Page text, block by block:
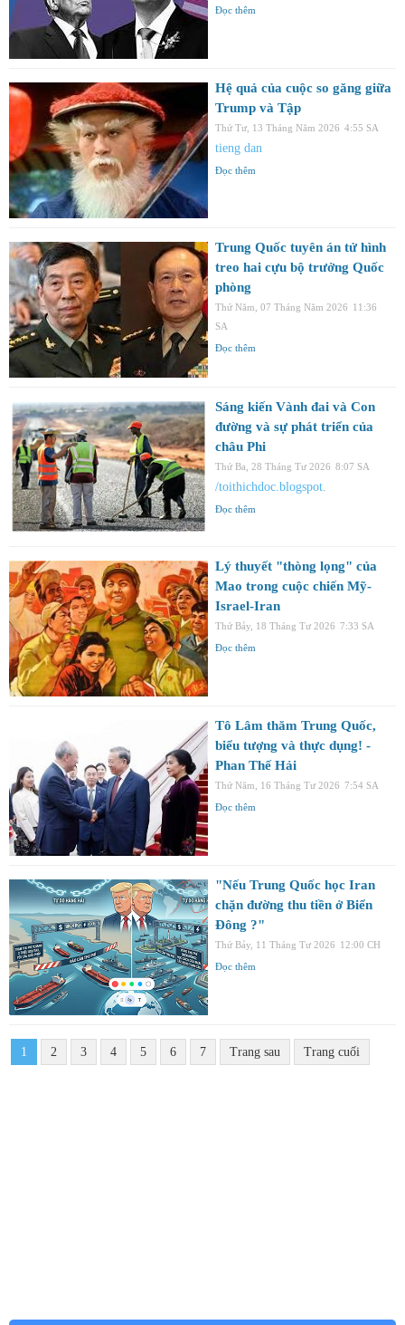
Đọc thêm
Hệ quả của cuộc so găng giữa
Trump và Tập
Thứ Tư, 13 Tháng Năm 2026 4:55 SA
tieng dan
Đọc thêm
Trung Quốc tuyên án tử hình
treo hai cựu bộ trưởng Quốc
phòng
Thứ Năm, 07 Tháng Năm 2026 11:36
SA
Đọc thêm
Sáng kiến ​​Vành đai và Con
đường và sự phát triển của
châu Phi
Thứ Ba, 28 Tháng Tư 2026 8:07 SA
/toithichdoc.blogspot.
Đọc thêm
Lý thuyết "thòng lọng" của
Mao trong cuộc chiến Mỹ-
Israel-Iran
Thứ Bảy, 18 Tháng Tư 2026 7:33 SA
Đọc thêm
Tô Lâm thăm Trung Quốc,
biểu tượng và thực dụng! -
Phan Thế Hải
Thứ Năm, 16 Tháng Tư 2026 7:54 SA
Đọc thêm
"Nếu Trung Quốc học Iran
chặn đường thu tiền ở Biển
Đông ?"
Thứ Bảy, 11 Tháng Tư 2026 12:00 CH
Đọc thêm
1 2 3 4 5 6 7 Trang sau Trang cuối